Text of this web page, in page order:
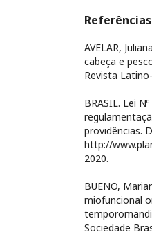
Referências
AVELAR,
cabeça e
Revista
BRASIL. Lei
providências.
http://
2020.
BUENO,
miofuncional
Sociedade